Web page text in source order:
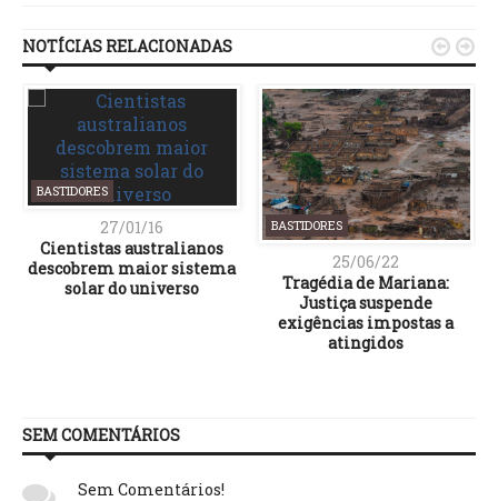
NOTÍCIAS RELACIONADAS
BASTIDORES
27/01/16
Cientistas australianos
descobrem maior sistema
solar do universo
BASTIDORES
25/06/22
Tragédia de Mariana:
Justiça suspende
exigências impostas a
atingidos
 
SEM COMENTÁRIOS
Sem Comentários!